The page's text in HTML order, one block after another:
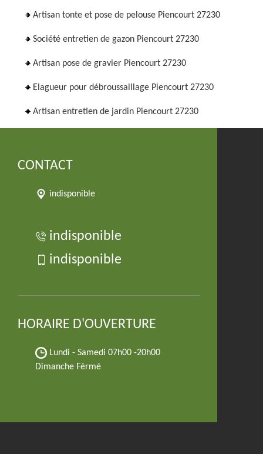
Artisan tonte et pose de pelouse Piencourt 27230
Société entretien de gazon Piencourt 27230
Artisan pose de gravier Piencourt 27230
Elagueur pour débroussaillage Piencourt 27230
Artisan entretien de jardin Piencourt 27230
CONTACT
indisponible
indisponible
indisponible
HORAIRE D'OUVERTURE
Lundi - Samedi 07h00 -20h00
Dimanche Férmé